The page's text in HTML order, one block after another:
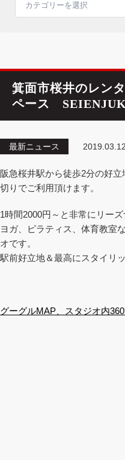
箕面市桜井のレン
ペース
最新ニュース 2019.03.12
阪急桜井駅から徒歩2分の好
切りでご利用頂けます。
1時間2000円～と非常にリー
ヨガ、ピラティス、体育教室
オです。
駅前好立地＆最高にスタイリ
グーグルMAP、スタジオ内